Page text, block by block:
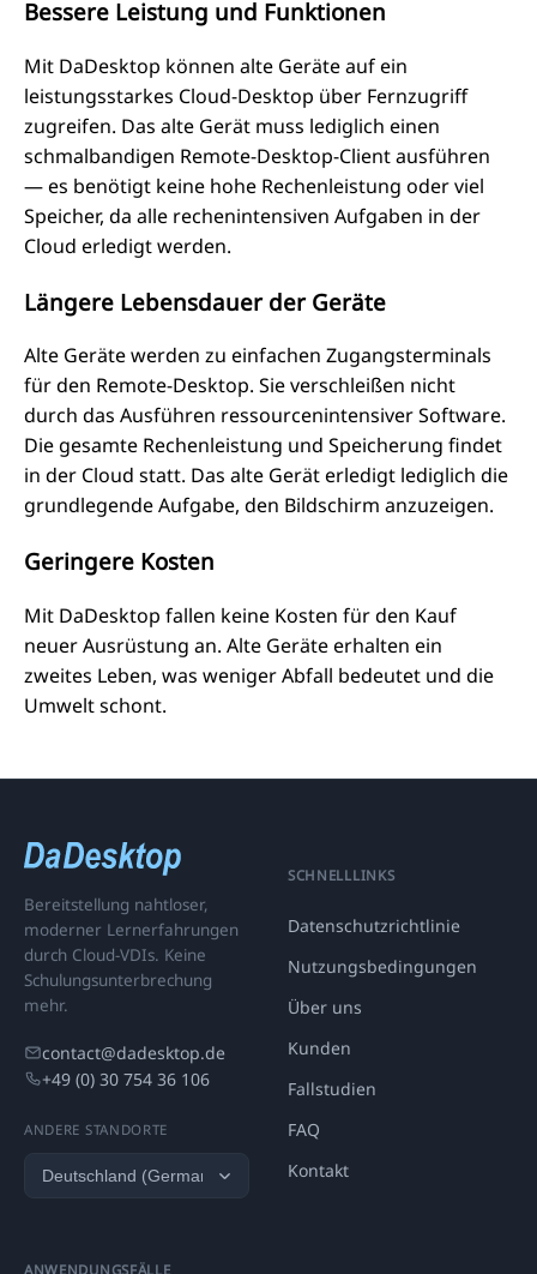
Bessere Leistung und Funktionen
Mit DaDesktop können alte Geräte auf ein
leistungsstarkes Cloud-Desktop über Fernzugriff
zugreifen. Das alte Gerät muss lediglich einen
schmalbandigen Remote-Desktop-Client ausführen
— es benötigt keine hohe Rechenleistung oder viel
Speicher, da alle rechenintensiven Aufgaben in der
Cloud erledigt werden.
Längere Lebensdauer der Geräte
Alte Geräte werden zu einfachen Zugangsterminals
für den Remote-Desktop. Sie verschleißen nicht
durch das Ausführen ressourcenintensiver Software.
Die gesamte Rechenleistung und Speicherung findet
in der Cloud statt. Das alte Gerät erledigt lediglich die
grundlegende Aufgabe, den Bildschirm anzuzeigen.
Geringere Kosten
Mit DaDesktop fallen keine Kosten für den Kauf
neuer Ausrüstung an. Alte Geräte erhalten ein
zweites Leben, was weniger Abfall bedeutet und die
Umwelt schont.
Bereitstellung nahtloser,
moderner Lernerfahrungen
durch Cloud-VDIs. Keine
Schulungsunterbrechung
mehr.
contact@dadesktop.de
+49 (0) 30 754 36 106
ANDERE STANDORTE
SCHNELLLINKS
Datenschutzrichtlinie
Nutzungsbedingungen
Über uns
Kunden
Fallstudien
FAQ
Kontakt
ANWENDUNGSFÄLLE